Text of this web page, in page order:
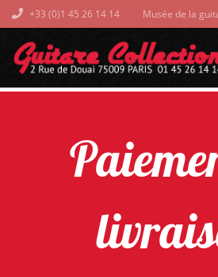
+33 (0)1 45 26 14 14 Musée de la